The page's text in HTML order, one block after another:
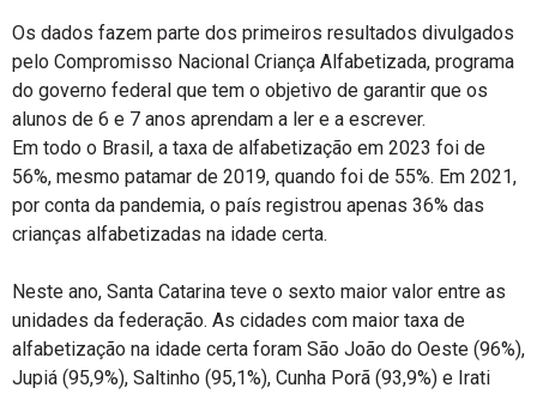
Os dados fazem parte dos primeiros resultados divulgados
pelo Compromisso Nacional Criança Alfabetizada, programa
do governo federal que tem o objetivo de garantir que os
alunos de 6 e 7 anos aprendam a ler e a escrever.
Em todo o Brasil, a taxa de alfabetização em 2023 foi de
56%, mesmo patamar de 2019, quando foi de 55%. Em 2021,
por conta da pandemia, o país registrou apenas 36% das
crianças alfabetizadas na idade certa.
Neste ano, Santa Catarina teve o sexto maior valor entre as
unidades da federação. As cidades com maior taxa de
alfabetização na idade certa foram São João do Oeste (96%),
Jupiá (95,9%), Saltinho (95,1%), Cunha Porã (93,9%) e Irati